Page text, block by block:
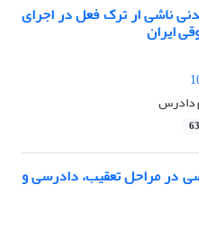
ناشی ار ترک فعل در اجرای
ایران
دادرس
در مراحل تعقیب، دادرسی و